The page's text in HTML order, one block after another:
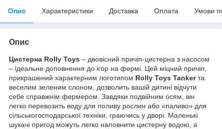
Опис Характеристики Доставка Оплата Умови
Опис
Цистерна Rolly Toys – двовісний причіп-цистерна з насосом
– ідеальне доповнення до ігор на фермі. Цей міцний причіп,
прикрашений характерним логотипом Rolly Toys Tankerта
веселим зеленим слоном, дозволить вашій дитині відчути
себе справжнім фермером. Завдяки подвійним осям, він
легко перевозить воду для поливу рослин або «паливо» для
сільськогосподарської техніки, граючись у дворі. Маленькі
шукачі пригод можуть легко наповнити цистерну водою, а